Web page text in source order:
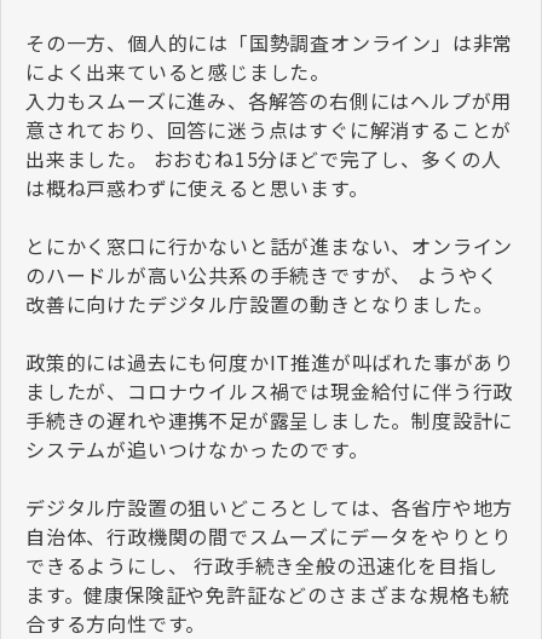
その一方、個人的には「国勢調査オンライン」は非常
によく出来ていると感じました。
入力もスムーズに進み、各解答の右側にはヘルプが用
意されており、回答に迷う点はすぐに解消することが
出来ました。 おおむね15分ほどで完了し、多くの人
は概ね戸惑わずに使えると思います。
とにかく窓口に行かないと話が進まない、オンライン
のハードルが高い公共系の手続きですが、 ようやく
改善に向けたデジタル庁設置の動きとなりました。
政策的には過去にも何度かIT推進が叫ばれた事があり
ましたが、コロナウイルス禍では現金給付に伴う行政
手続きの遅れや連携不足が露呈しました。制度設計に
システムが追いつけなかったのです。
デジタル庁設置の狙いどころとしては、各省庁や地方
自治体、行政機関の間でスムーズにデータをやりとり
できるようにし、 行政手続き全般の迅速化を目指し
ます。健康保険証や免許証などのさまざまな規格も統
合する方向性です。